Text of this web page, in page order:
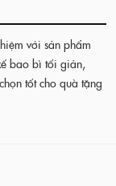
với sản phẩm
bao bì tối giản,
tốt cho quà tặng